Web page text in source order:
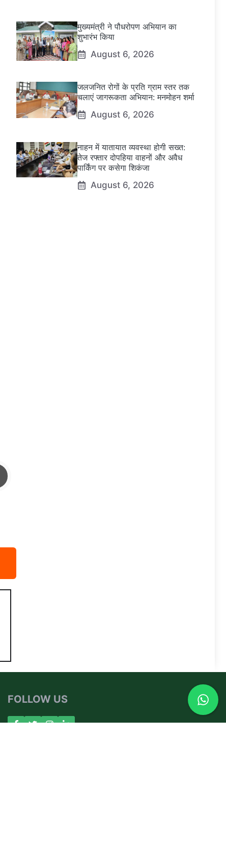
मुख्यमंत्री ने पौधरोपण अभियान का
शुभारंभ किया
August 6, 2026
जलजनित रोगों के प्रति ग्राम स्तर तक
चलाएं जागरूकता अभियान: मनमोहन शर्मा
August 6, 2026
नाहन में यातायात व्यवस्था होगी सख्त:
तेज रफ्तार दोपहिया वाहनों और अवैध
पार्किंग पर कसेगा शिकंजा
August 6, 2026
FOLLOW US